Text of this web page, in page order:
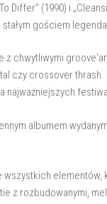
Differ” (1990) i
gościem
chwytliwymi
czy crossover
albumem
elementów,
z rozbudowanymi,